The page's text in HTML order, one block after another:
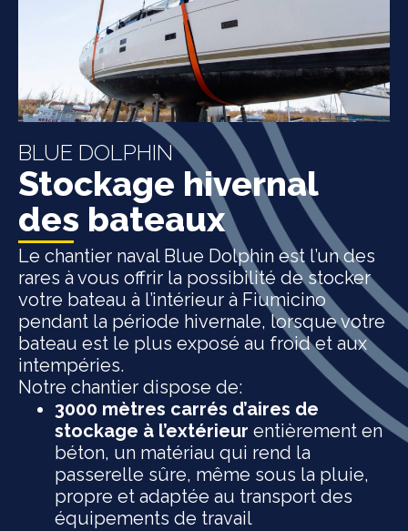
BLUE DOLPHIN
Stockage hivernal
des bateaux
Le chantier naval Blue Dolphin est l’un des
rares à vous offrir la possibilité de stocker
votre bateau à l’intérieur à Fiumicino
pendant la période hivernale, lorsque votre
bateau est le plus exposé au froid et aux
intempéries.
Notre chantier dispose de:
3000 mètres carrés d’aires de
stockage à l’extérieur entièrement en
béton, un matériau qui rend la
passerelle sûre, même sous la pluie,
propre et adaptée au transport des
équipements de travail